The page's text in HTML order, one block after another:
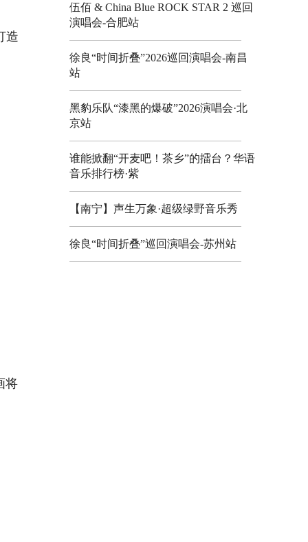
造
将
伍佰 & China Blue ROCK STAR 2 巡回
演唱会-合肥站
徐良“时间折叠”2026巡回演唱会-南昌
站
黑豹乐队“漆黑的爆破”2026演唱会·北
京站
谁能掀翻“开麦吧！茶乡”的擂台？华语
音乐排行榜·紫
【南宁】声生万象·超级绿野音乐秀
徐良“时间折叠”巡回演唱会-苏州站